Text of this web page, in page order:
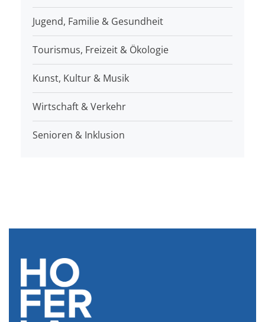
Jugend, Familie & Gesundheit
Tourismus, Freizeit & Ökologie
Kunst, Kultur & Musik
Wirtschaft & Verkehr
Senioren & Inklusion